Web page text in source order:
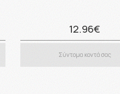
12.96€
Σύντομα κοντά σας